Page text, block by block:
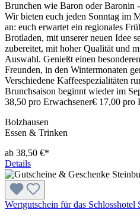
Brunchen wie Baron oder Baronin
Wir bieten euch jeden Sonntag im
an: euch erwartet ein regionales
Brotladen, mit unserer neuen Idee
zubereitet, mit hoher Qualität und
Auswahl. Genießt einen
Freunden, in den Wintermonaten
Verschiedene Kaffeespezialitäten
Brunchsaison beginnt wieder im
38,50 pro Erwachsener€ 17,00 pro
Bolzhausen
Essen & Trinken
ab 38,50 €*
Details
Wertgutschein für das Schlosshotel